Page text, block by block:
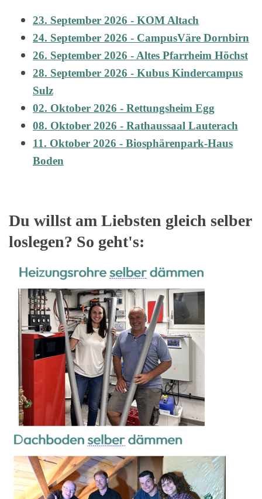
23. September 2026 - KOM Altach
24. September 2026 - CampusVäre Dornbirn
26. September 2026 - Altes Pfarrheim Höchst
28. September 2026 - Kubus Kindercampus
Sulz
02. Oktober 2026 - Rettungsheim Egg
08. Oktober 2026 - Rathaussaal Lauterach
11. Oktober 2026 - Biosphärenpark-Haus
Boden
Du willst am Liebsten gleich selber
loslegen? So geht's: